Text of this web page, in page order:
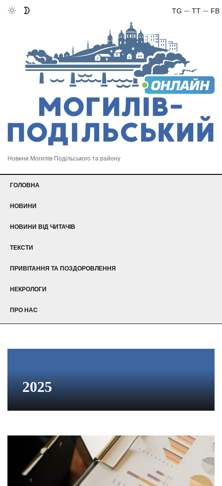
FB
TT
TG
Новини Могилів-Подільського та району
ГОЛОВНА
НОВИНИ
НОВИНИ ВІД ЧИТАЧІВ
ТЕКСТИ
ПРИВІТАННЯ ТА ПОЗДОРОВЛЕННЯ
НЕКРОЛОГИ
ПРО НАС
2025